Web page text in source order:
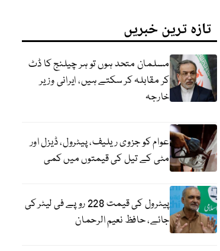
تازہ ترین خبریں
مسلمان متحد ہوں تو ہر چیلنج کا ڈٹ
کر مقابلہ کر سکتے ہیں، ایرانی وزیر
خارجہ
عوام کو جزوی ریلیف، پیٹرول، ڈیزل اور
مٹی کے تیل کی قیمتوں میں کمی
پیٹرول کی قیمت 228 روپے فی لیٹر کی
جائے، حافظ نعیم الرحمان